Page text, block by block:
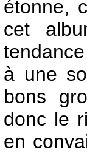
étonne,
cet
à une
bons
donc le
en